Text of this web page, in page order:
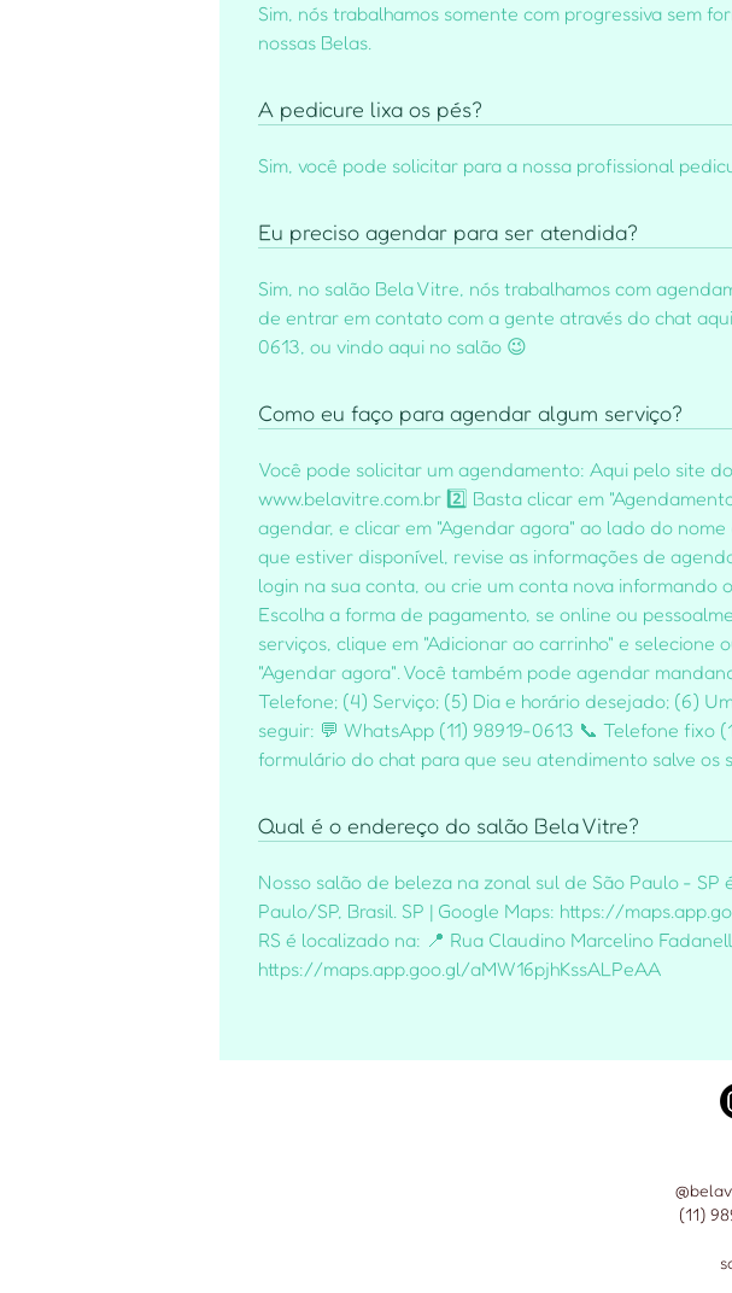
Sim, nós trabalhamos somente com progressiva sem
nossas Belas.
A pedicure lixa os pés?
Sim, você pode solicitar para a nossa profissional
Eu preciso agendar para ser atendida?
Sim, no salão Bela Vitre, nós trabalhamos com
de entrar em contato com a gente através do chat
0613, ou vindo aqui no salão 😉
Como eu faço para agendar algum serviço?
Você pode solicitar um agendamento: Aqui pelo site
www.belavitre.com.br 2️⃣ Basta clicar em
agendar, e clicar em "Agendar agora" ao lado do
que estiver disponível, revise as informações de
login na sua conta, ou crie um conta nova informando
Escolha a forma de pagamento, se online ou
serviços, clique em "Adicionar ao carrinho" e
"Agendar agora". Você também pode agendar
Telefone; (4) Serviço; (5) Dia e horário desejado; (6)
seguir: 💬 WhatsApp (11) 98919-0613 📞 Telefone fixo
formulário do chat para que seu atendimento salve os
Qual é o endereço do salão Bela Vitre?
Nosso salão de beleza na zonal sul de São Paulo -
Paulo/SP, Brasil. SP | Google Maps: https://
RS é localizado na: 📍 Rua Claudino Marcelino
https://maps.app.goo.gl/aMW16pjhKssALPeAA
(11)